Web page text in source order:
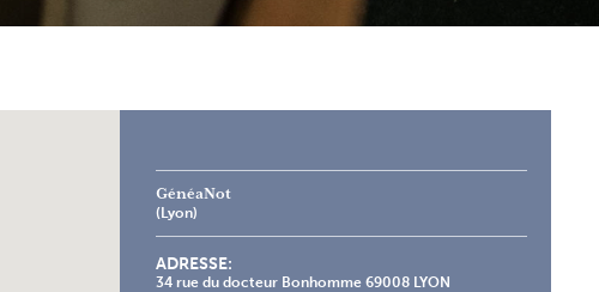
GénéaNot
(Lyon)
ADRESSE:
34 rue du docteur Bonhomme 69008 LYON